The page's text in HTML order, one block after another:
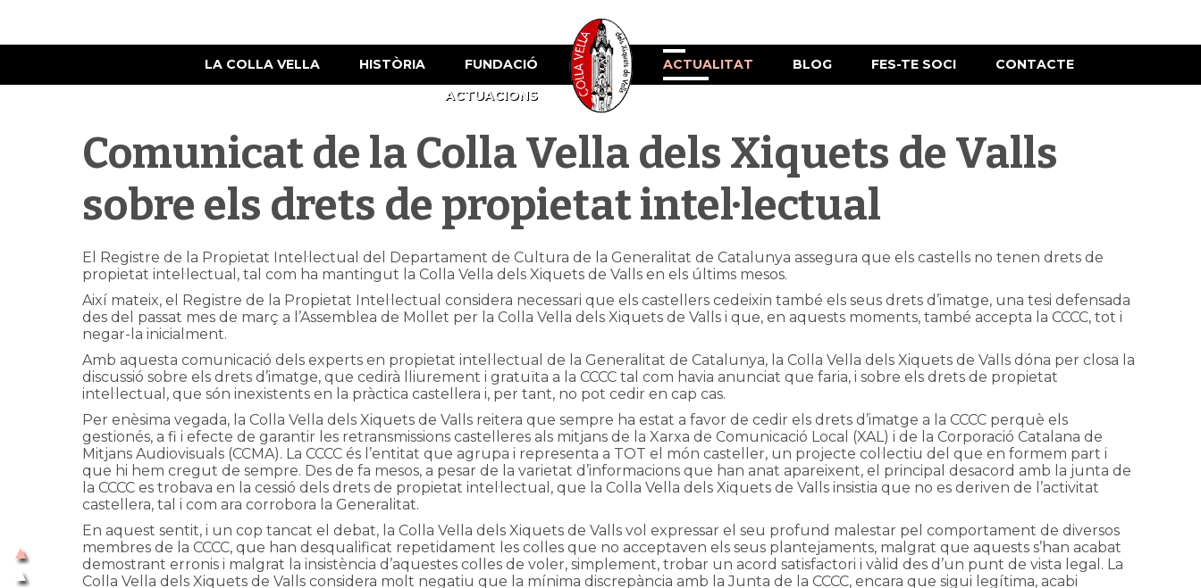
LA COLLA VELLA HISTÒRIA
FUNDACIÓ
ACTUACIONS
ACTUALITAT BLOG FES-TE SOCI CONTACTE
Comunicat de la Colla Vella dels Xiquets de Valls
sobre els drets de propietat intel·lectual
El Registre de la Propietat Intel·lectual del Departament de Cultura de la Generalitat de Catalunya assegura que els castells no tenen drets de
propietat intel·lectual, tal com ha mantingut la Colla Vella dels Xiquets de Valls en els últims mesos.
Així mateix, el Registre de la Propietat Intel·lectual considera necessari que els castellers cedeixin també els seus drets d’imatge, una tesi defensada
des del passat mes de març a l’Assemblea de Mollet per la Colla Vella dels Xiquets de Valls i que, en aquests moments, també accepta la CCCC, tot i
negar-la inicialment.
Amb aquesta comunicació dels experts en propietat intel·lectual de la Generalitat de Catalunya, la Colla Vella dels Xiquets de Valls dóna per closa la
discussió sobre els drets d’imatge, que cedirà lliurement i gratuïta a la CCCC tal com havia anunciat que faria, i sobre els drets de propietat
intel·lectual, que són inexistents en la pràctica castellera i, per tant, no pot cedir en cap cas.
Per enèsima vegada, la Colla Vella dels Xiquets de Valls reitera que sempre ha estat a favor de cedir els drets d’imatge a la CCCC perquè els
gestionés, a fi i efecte de garantir les retransmissions castelleres als mitjans de la Xarxa de Comunicació Local (XAL) i de la Corporació Catalana de
Mitjans Audiovisuals (CCMA). La CCCC és l’entitat que agrupa i representa a TOT el món casteller, un projecte col·lectiu del que en formem part i
que hi hem cregut de sempre. Des de fa mesos, a pesar de la varietat d’informacions que han anat apareixent, el principal desacord amb la junta de
la CCCC es trobava en la cessió dels drets de propietat intel·lectual, que la Colla Vella dels Xiquets de Valls insistia que no es deriven de l’activitat
castellera, tal i com ara corrobora la Generalitat.
En aquest sentit, i un cop tancat el debat, la Colla Vella dels Xiquets de Valls vol expressar el seu profund malestar pel comportament de diversos
membres de la CCCC, que han desqualificat repetidament les colles que no acceptaven els seus plantejaments, malgrat que aquests s’han acabat
demostrant erronis i malgrat la insistència d’aquestes colles de voler, simplement, trobar un acord satisfactori i vàlid des d’un punt de vista legal. La
Colla Vella dels Xiquets de Valls considera molt negatiu que la mínima discrepància amb la Junta de la CCCC, encara que sigui legítima, acabi